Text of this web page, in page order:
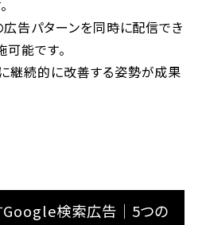
告パターンを同時に配信でき
能です。
継続的に改善する姿勢が成果
Google検索広告｜5つの